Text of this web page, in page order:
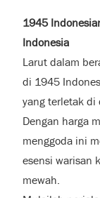
1945
Indonesia
Larut dalam
di 1945
yang terletak di
Dengan harga
menggoda ini
esensi warisan
mewah.